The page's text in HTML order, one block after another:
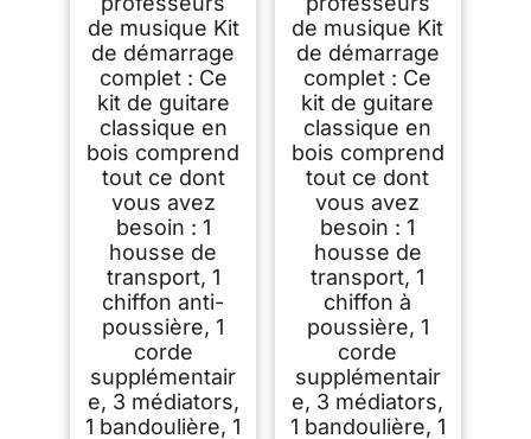
de musique Kit
de démarrage
complet : Ce
kit de guitare
classique en
bois comprend
tout ce dont
vous avez
besoin : 1
housse de
transport, 1
chiffon anti-
poussière, 1
corde
supplémentair
e, 3 médiators,
1 bandoulière, 1
de musique Kit
de démarrage
complet : Ce
kit de guitare
classique en
bois comprend
tout ce dont
vous avez
besoin : 1
housse de
transport, 1
chiffon à
poussière, 1
corde
supplémentair
e, 3 médiators,
1 bandoulière, 1